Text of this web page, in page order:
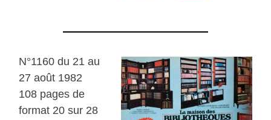
N°1160 du 21 au
27 août 1982
108 pages de
format 20 sur 28